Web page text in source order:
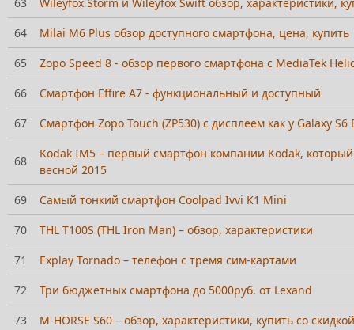
63
Wileyfox Storm и Wileyfox Swift обзор, характеристики,
64
Milai M6 Plus обзор доступного смартфона, цена, купить
65
Zopo Speed 8 - обзор первого смартфона с MediaTek
66
Смартфон Effire A7 - функциональный и доступный
67
Смартфон Zopo Touch (ZP530) с дисплеем как у Galaxy S6
68
Kodak IM5 – первый смартфон компании Kodak,
весной 2015
69
Самый тонкий смартфон Coolpad Ivvi K1 Mini
70
THL T100S (THL Iron Man) – обзор, характеристики
71
Explay Tornado – телефон с тремя сим-картами
72
Три бюджетных смартфона до 5000руб. от Lexand
73
M-HORSE S60 – обзор, характеристики, купить со скидкой